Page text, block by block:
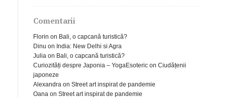
Comentarii
Florin on Bali, o capcană turistică?
Dinu on India: New Delhi si Agra
Julia on Bali, o capcană turistică?
Curiozități despre Japonia – YogaEsoteric on Ciudățenii
japoneze
Alexandra on Street art inspirat de pandemie
Oana on Street art inspirat de pandemie